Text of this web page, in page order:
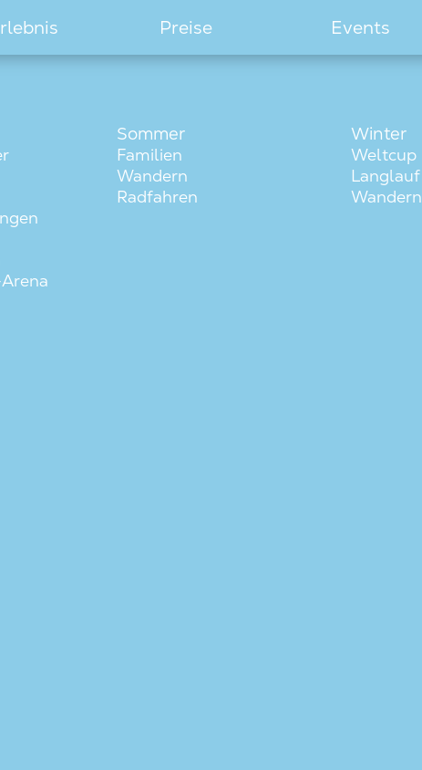
Preise Events
Sommer
Familien
Wandern
Radfahren
Winter
Weltcup
Langlauf
Wandern